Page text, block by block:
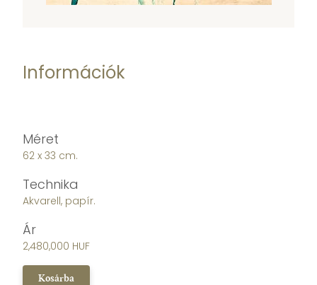
Információk
Méret
62 x 33 cm.
Technika
Akvarell, papír.
Ár
2,480,000 HUF
Kosárba